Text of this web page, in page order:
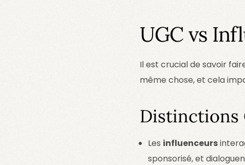
UGC vs
Il est crucial de savoir
même chose, et cela
Distinctions
Les influenceurs
sponsorisé, et